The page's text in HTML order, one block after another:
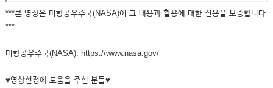
***본 영상은 미항공우주국(NASA)이 그 내용과 활용에 대한 신용을 보증합니다
***
미항공우주국(NASA): https://www.nasa.gov/
♥영상선정에 도움을 주신 분들♥